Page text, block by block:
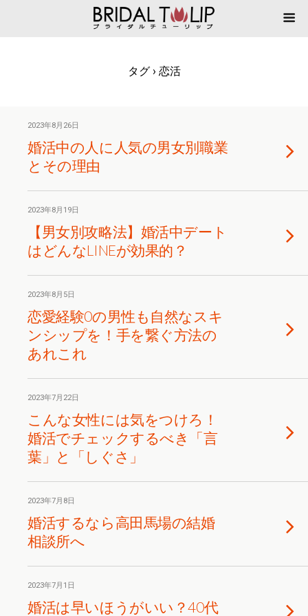
タグ › 恋活
2023年8月26日
婚活中の人に人気の男女別職業
とその理由
2023年8月19日
【男女別攻略法】婚活中デート
はどんなLINEが効果的？
2023年8月5日
恋愛経験0の男性も自然なスキ
ンシップを！手を繋ぐ方法の
あれこれ
2023年7月22日
こんな女性には気をつけろ！
婚活でチェックするべき「言
葉」と「しぐさ」
2023年7月8日
婚活するなら高田馬場の結婚
相談所へ
2023年7月1日
婚活は早いほうがいい？40代